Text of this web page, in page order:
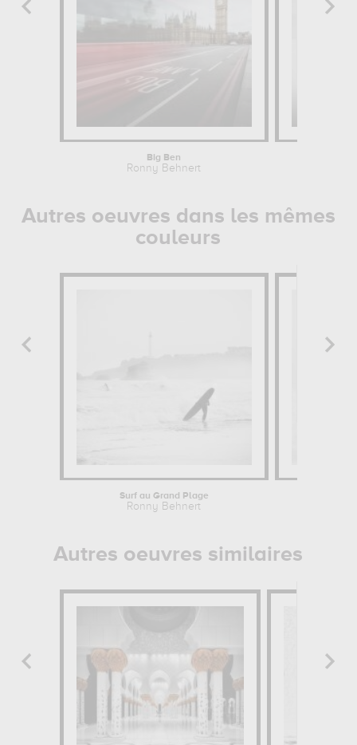
Big Ben
Ronny Behnert
Autres oeuvres dans les mêmes
couleurs
Surf au Grand Plage
Ronny Behnert
Autres oeuvres similaires